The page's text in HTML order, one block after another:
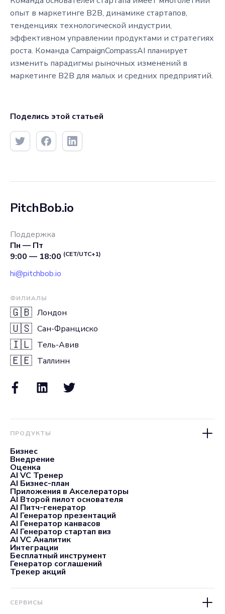
опыт в маркетинге B2B, динамике стартапов,
тенденциях технологической индустрии,
эффективном управлении продуктами и стратегиях
роста. Команда CampaignCompassAI планирует
изменить парадигмы рыночных изменений в
маркетинге B2B для малых и средних предприятий.
Поделись этой статьей
PitchBob.io
Поддержка
Пн — Пт
9:00 — 18:00 (CET/UTC+1)
hi@pitchbob.io
ФИЛИАЛЫ
🇬🇧 Лондон
🇺🇸 Сан-Франциско
🇮🇱 Тель-Авив
🇪🇪 Таллинн
ПРОДУКТЫ
Бизнес
Внедрение
Оценка
AI VC Тренер
AI Бизнес-план
Приложения в Акселераторы
AI Второй пилот основателя
AI Питч-генератор
AI Генератор презентаций
AI Генератор канвасов
AI Генератор стартап виз
AI VC Аналитик
Интеграции
Бесплатный инструмент
Генератор соглашений
Трекер акций
СЕРВИСЫ